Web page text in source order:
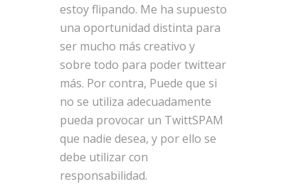
estoy flipando. Me ha supuesto
una oportunidad distinta para
ser mucho más creativo y
sobre todo para poder twittear
más. Por contra, Puede que si
no se utiliza adecuadamente
pueda provocar un TwittSPAM
que nadie desea, y por ello se
debe utilizar con
responsabilidad.